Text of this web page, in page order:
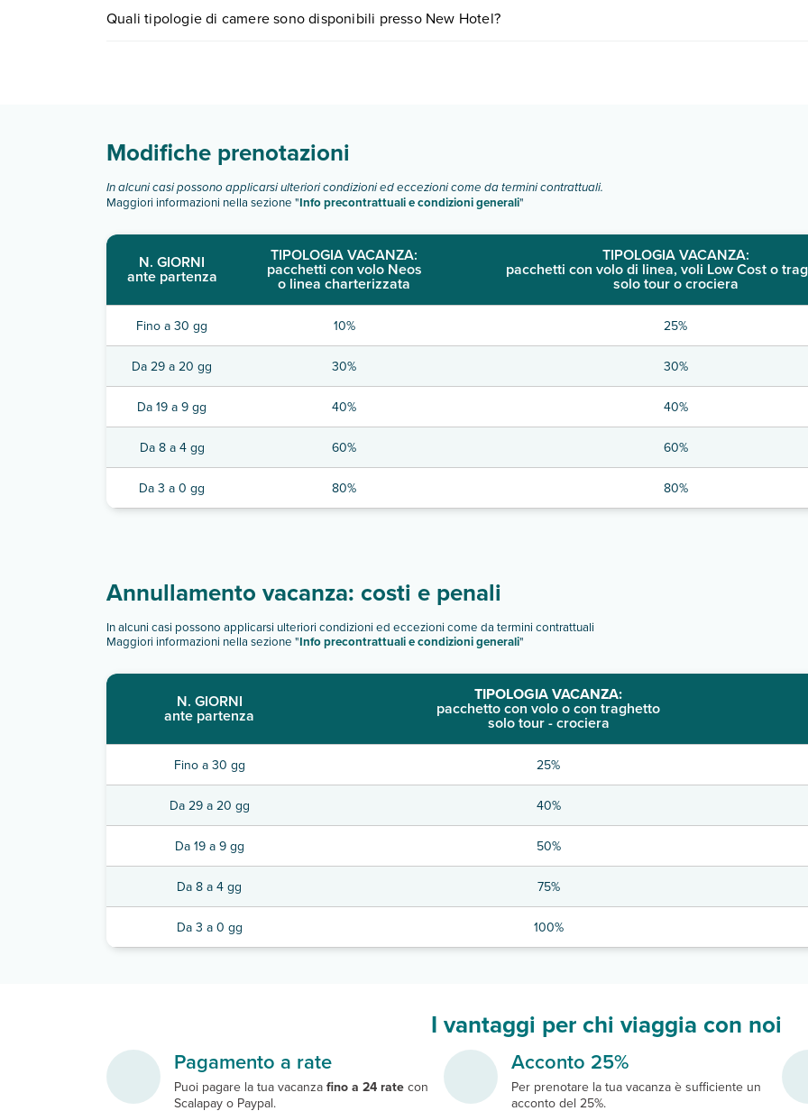
partire.
Quali tipologie di camere sono disponibili presso New Hotel?
Modifiche prenotazioni
In alcuni casi possono applicarsi ulteriori condizioni ed eccezioni come da termini contrattuali.
Maggiori informazioni nella sezione "Info precontrattuali e condizioni generali"
N. GIORNI
ante partenza
TIPOLOGIA VACANZA:
pacchetti con volo Neos
o linea charterizzata
TIPOLOGIA VACANZA:
pacchetti con volo di linea, voli Low Cost o
solo tour o crociera
Fino a 30 gg 10% 25%
Da 29 a 20 gg 30% 30%
Da 19 a 9 gg 40% 40%
Da 8 a 4 gg 60% 60%
Da 3 a 0 gg 80% 80%
Annullamento vacanza: costi e penali
In alcuni casi possono applicarsi ulteriori condizioni ed eccezioni come da termini contrattuali
Maggiori informazioni nella sezione "Info precontrattuali e condizioni generali"
N. GIORNI
ante partenza
TIPOLOGIA VACANZA:
pacchetto con volo o con traghetto
solo tour - crociera
Fino a 30 gg 25%
Da 29 a 20 gg 40%
Da 19 a 9 gg 50%
Da 8 a 4 gg 75%
Da 3 a 0 gg 100%
I vantaggi per chi viaggia con noi
Pagamento a rate
Puoi pagare la tua vacanza fino a 24 rate con
Scalapay o Paypal.
Acconto 25%
Per prenotare la tua vacanza è sufficiente un
acconto del 25%.